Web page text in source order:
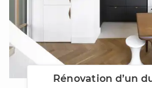
Rénovation d’un